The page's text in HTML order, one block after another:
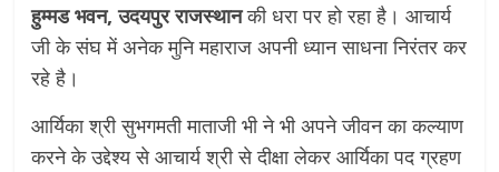
हुम्मड भवन, उदयपुर राजस्थानकी धरा पर हो रहा है। आचार्य
जी के संघ में अनेक मुनि महाराज अपनी ध्यान साधना निरंतर कर
रहे है।
आर्यिका श्री सुभगमती माताजी भी ने भी अपने जीवन का कल्याण
करने के उद्देश्य से आचार्य श्री से दीक्षा लेकर आर्यिका पद ग्रहण